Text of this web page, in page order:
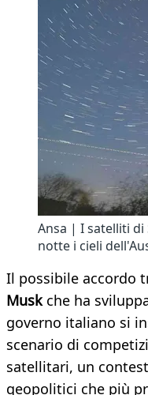
Ansa | I satelliti
notte i cieli
Il possibile accordo
Musk che ha
governo italiano si
scenario di
satellitari, un
geopolitici che più